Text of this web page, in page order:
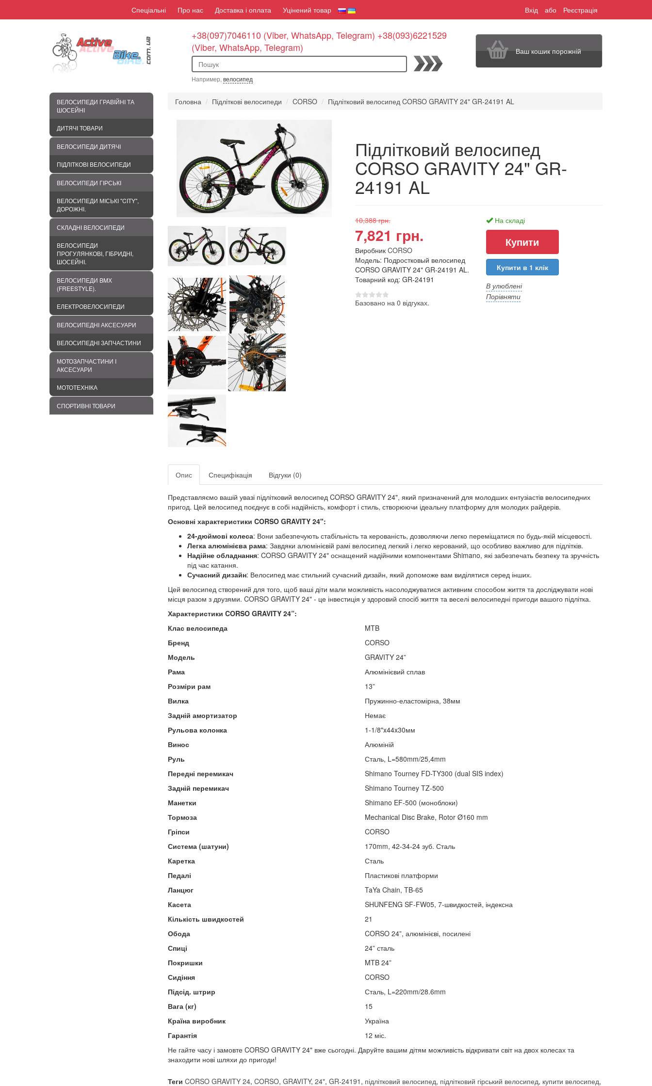
Спеціальні Про нас Доставка і оплата Уцінений товар Вхід або Реєстрація
+38(097)7046110 (Viber, WhatsApp, Telegram) +38(093)6221529
(Viber, WhatsApp, Telegram)
Пошук
Например, велосипед
Ваш кошик порожній
ВЕЛОСИПЕДИ ГРАВІЙНІ ТА
ШОСЕЙНІ
ДИТЯЧІ ТОВАРИ
ВЕЛОСИПЕДИ ДИТЯЧІ
ПІДЛІТКОВІ ВЕЛОСИПЕДИ
ВЕЛОСИПЕДИ ГІРСЬКІ
ВЕЛОСИПЕДИ МІСЬКІ "CITY",
ДОРОЖНІ.
СКЛАДНІ ВЕЛОСИПЕДИ
ВЕЛОСИПЕДИ
ПРОГУЛЯНКОВІ, ГІБРИДНІ,
ШОСЕЙНІ.
ВЕЛОСИПЕДИ BMХ
(FREESTYLE).
ЕЛЕКТРОВЕЛОСИПЕДИ
ВЕЛОСИПЕДНІ АКСЕСУАРИ
ВЕЛОСИПЕДНІ ЗАПЧАСТИНИ
МОТОЗАПЧАСТИНИ І
АКСЕСУАРИ
МОТОТЕХНІКА
СПОРТИВНІ ТОВАРИ
Головна Підліткові велосипеди CORSO Підлітковий велосипед CORSO GRAVITY 24" GR-24191 AL
Підлітковий велосипед
CORSO GRAVITY 24" GR-
24191 AL
10,388 грн.
7,821 грн.
Виробник CORSO
Модель: Подростковый велосипед
CORSO GRAVITY 24" GR-24191 AL.
Товарний код: GR-24191
Базовано на 0 відгуках.
На складі
Купити в 1 клік
В улюблені
Порівняти
Опис Специфікація Відгуки (0)
Представляємо вашій увазі підлітковий велосипед CORSO GRAVITY 24", який призначений для молодших ентузіастів велосипедних
пригод. Цей велосипед поєднує в собі надійність, комфорт і стиль, створюючи ідеальну платформу для молодих райдерів.
Основні характеристики CORSO GRAVITY 24":
24-дюймові колеса: Вони забезпечують стабільність та керованість, дозволяючи легко переміщатися по будь-якій місцевості.
Легка алюмінієва рама: Завдяки алюмінієвій рамі велосипед легкий і легко керований, що особливо важливо для підлітків.
Надійне обладнання: CORSO GRAVITY 24" оснащений надійними компонентами Shimano, які забезпечать безпеку та зручність
під час катання.
Сучасний дизайн: Велосипед має стильний сучасний дизайн, який допоможе вам виділятися серед інших.
Цей велосипед створений для того, щоб ваші діти мали можливість насолоджуватися активним способом життя та досліджувати нові
місця разом з друзями. CORSO GRAVITY 24" - це інвестиція у здоровий спосіб життя та веселі велосипедні пригоди вашого підлітка.
Характеристики CORSO GRAVITY 24”:
Клас велосипеда
MTB
Бренд
CORSO
Модель
GRAVITY 24”
Рама
Алюмінієвий сплав
Розміри рам
13”
Вилка
Пружинно-еластомірна, 38мм
Задній амортизатор
Немає
Рульова колонка
1-1/8"x44x30мм
Винос
Алюміній
Руль
Сталь, L=580mm/25,4mm
Передні перемикач
Shimano Tourney FD-TY300 (dual SIS index)
Задній перемикач
Shimano Tourney TZ-500
Манетки
Shimano EF-500 (моноблоки)
Тормоза
Mechanical Disc Brake, Rotor Ø160 mm
Гріпси
CORSO
Система (шатуни)
170mm, 42-34-24 зуб. Сталь
Каретка
Сталь
Педалі
Пластикові платформи
Ланцюг
TaYa Chain, TB-65
Касета
SHUNFENG SF-FW05, 7-швидкостей, індексна
Кількість швидкостей
21
Обода
CORSO 24”, алюмінієві, посилені
Спиці
24” сталь
Покришки
MTB 24”
Сидіння
CORSO
Підсід. штрир
Сталь, L=220mm/28.6mm
Вага (кг)
15
Країна виробник
Україна
Гарантія
12 міс.
Не гайте часу і замовте CORSO GRAVITY 24" вже сьогодні. Даруйте вашим дітям можливість відкривати світ на двох колесах та
знаходити нові шляхи до пригоди!
Теги CORSO GRAVITY 24, CORSO, GRAVITY, 24", GR-24191 , підлітковий велосипед, підлітковий гірський велосипед, купити велосипед,